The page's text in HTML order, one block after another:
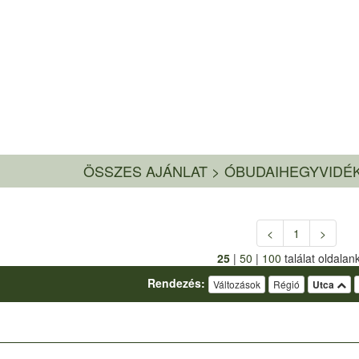
ÖSSZES AJÁNLAT >
< 1
>
25| 50 | 100 találat
Rendezés:
Változások Régió Utca